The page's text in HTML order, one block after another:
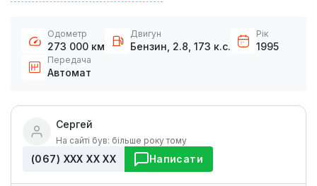
Одометр
273 000 км
Двигун
Бензин, 2.8, 173 к.с.
Рік
1995
Передача
Автомат
Сергей
На сайті був: більше року тому
(067) ХХХ ХХ ХХ Написати